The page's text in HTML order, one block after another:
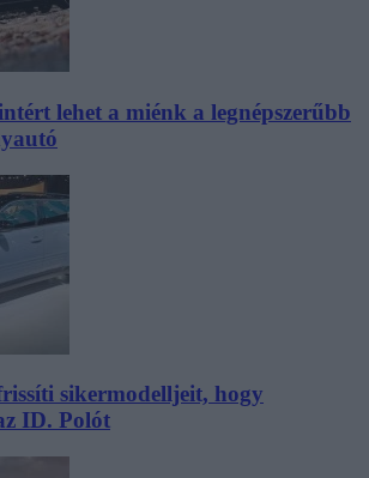
lehet a miénk a legnépszerűbb
sikermodelljeit, hogy
ID. Polót